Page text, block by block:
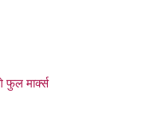
फुल मार्क्स